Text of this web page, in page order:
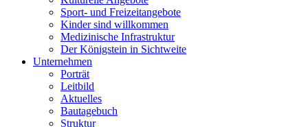
Sport- und Freizeitangebote
Kinder sind willkommen
Medizinische Infrastruktur
Der Königstein in Sichtweite
Unternehmen
Porträt
Leitbild
Aktuelles
Bautagebuch
Struktur